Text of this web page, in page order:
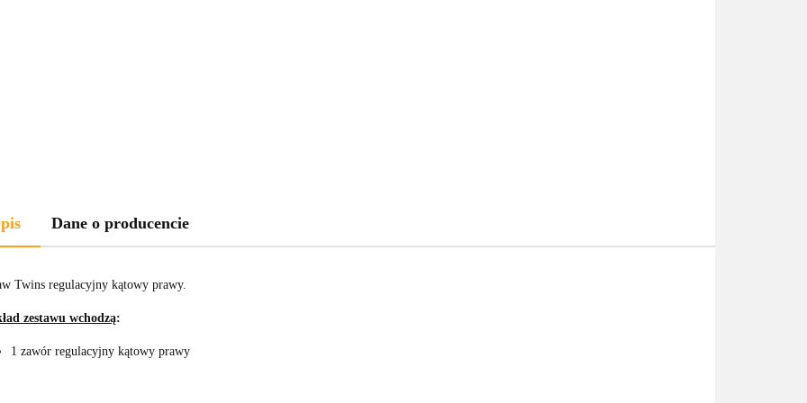
Dane o producencie
Twins regulacyjny kątowy prawy.
zestawu wchodzą:
1 zawór regulacyjny kątowy prawy